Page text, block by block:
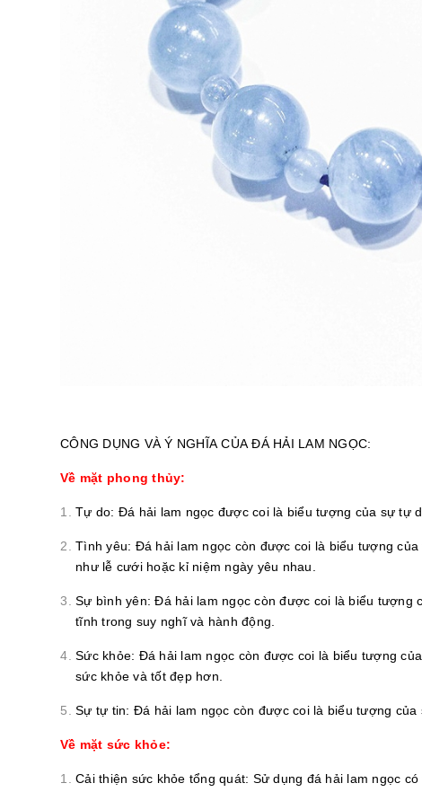
CÔNG DỤNG VÀ Ý NGHĨA CỦA ĐÁ HẢI LAM NGỌC:
Về mặt phong thủy:
Tự do: Đá hải lam ngọc được coi là biểu tượng của sự tự
Tình yêu: Đá hải lam ngọc còn được coi là biểu tượng
như lễ cưới hoặc kỉ niệm ngày yêu nhau.
Sự bình yên: Đá hải lam ngọc còn được coi là biểu
tĩnh trong suy nghĩ và hành động.
Sức khỏe: Đá hải lam ngọc còn được coi là biểu tượng
sức khỏe và tốt đẹp hơn.
Sự tự tin: Đá hải lam ngọc còn được coi là biểu tượng
Về mặt sức khỏe:
Cải thiện sức khỏe tổng quát: Sử dụng đá hải lam ngọc